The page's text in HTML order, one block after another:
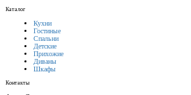
Каталог
Кухни
Гостиные
Спальни
Детские
Прихожие
Диваны
Шкафы
Контакты